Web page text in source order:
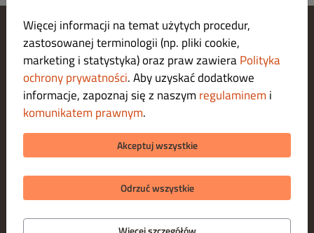
Zarządzaj ustawieniami cookies
Skontaktuj się z nami
Polityka ochrony prywatności
Regulamin
Legal notice
O nas
METODY PŁATNOŚCI ZA DOSTAWĘ
METODY PŁATNOŚCI ZA ODBIÓR
Więcej informacji na temat użytych procedur,
zastosowanej terminologii (np. pliki cookie,
marketing i statystyka) oraz praw zawieraPolityka
ochrony prywatności. Aby uzyskać dodatkowe
informacje, zapoznaj się z naszym regulaminem i
komunikatem prawnym.
Akceptuj wszystkie
Odrzuć wszystkie